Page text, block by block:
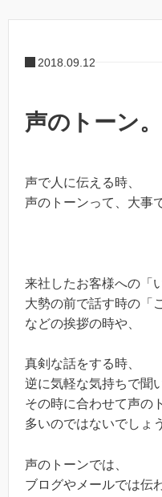
2018.09.12
声のトーン。
声で人に伝える時、
声のトーンって、大事
来社したお客様への「
大勢の前で話す時の「
などの挨拶の時や、
真剣な話をする時、
逆に気軽な気持ちで聞
その時に合わせて声の
多いのではないでしょ
声のトーンでは、
ブログやメールでは伝